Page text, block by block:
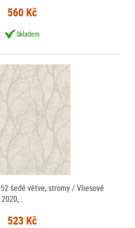
560 Kč
Skladem
šedé větve, stromy / Vliesové
523 Kč